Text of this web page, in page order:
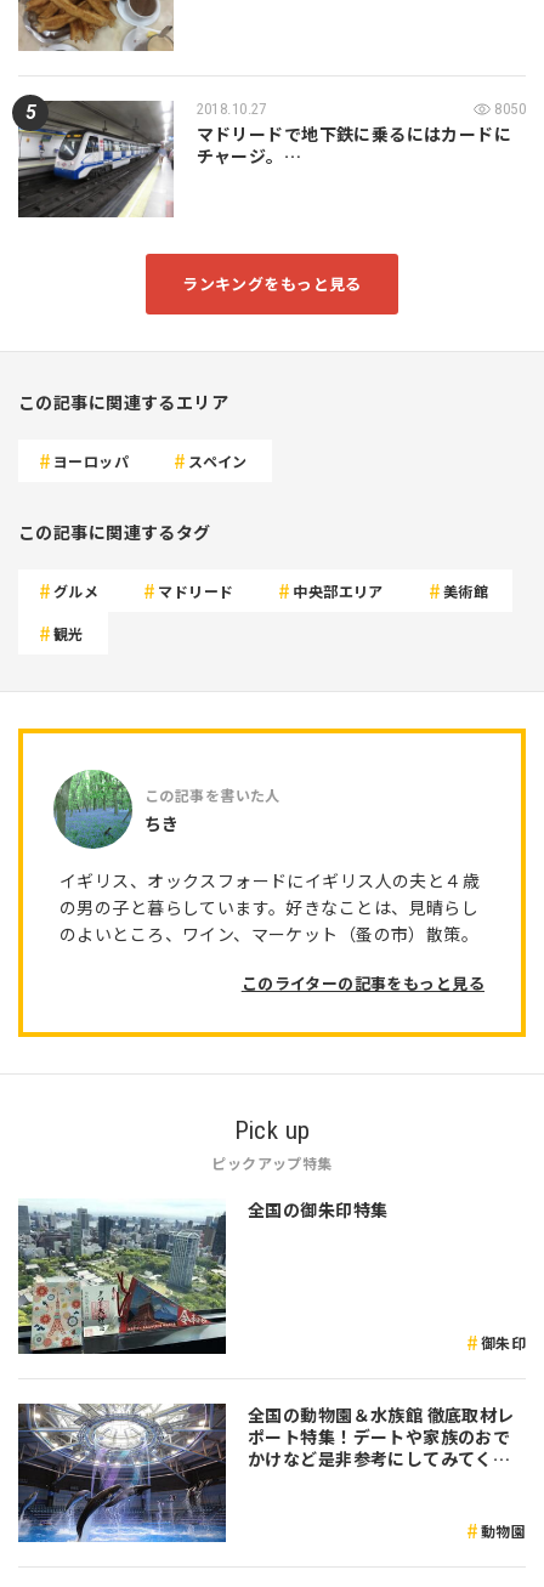
2018.10.27 8050
マドリードで地下鉄に乗るにはカードに
チャージ。…
ランキングをもっと見る
この記事に関連するエリア
ヨーロッパ スペイン
この記事に関連するタグ
グルメ マドリード 中央部エリア 美術館
観光
ちき
イギリス、オックスフォードにイギリス人の夫と４歳
の男の子と暮らしています。好きなことは、見晴らし
のよいところ、ワイン、マーケット（蚤の市）散策。
このライターの記事をもっと見る
Pick up
ピックアップ特集
全国の御朱印特集
御朱印
全国の動物園＆水族館 徹底取材レ
ポート特集！デートや家族のおで
かけなど是非参考にしてみてくだ
動物園